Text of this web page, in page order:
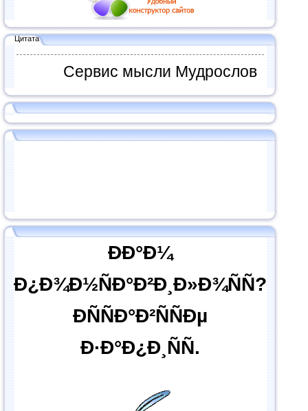
Цитата
Сервис мысли Мудрослов
ÐÐ°Ð¼
Ð¿Ð¾Ð½ÑÐ°Ð²Ð¸Ð»Ð¾ÑÑ?
ÐÑÑÐ°Ð²ÑÑÐµ
Ð·Ð°Ð¿Ð¸ÑÑ.